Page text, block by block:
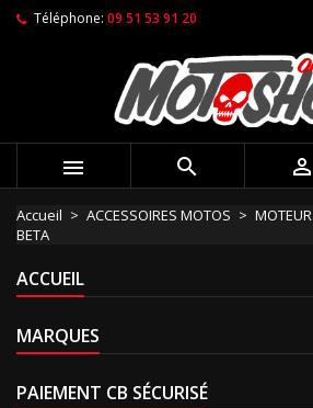
Téléphone: 09 51 53 91 20
  
Accueil ACCESSOIRES MOTOS MOTEUR
BETA
ACCUEIL
MARQUES
PAIEMENT CB SÉCURISÉ